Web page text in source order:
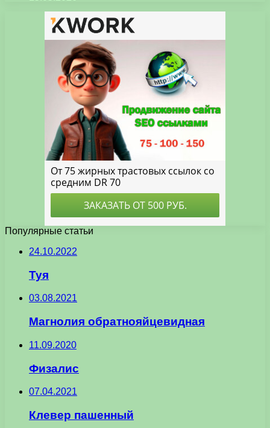
Популярные статьи
24.10.2022
Туя
03.08.2021
Магнолия обратнояйцевидная
11.09.2020
Физалис
07.04.2021
Клевер пашенный